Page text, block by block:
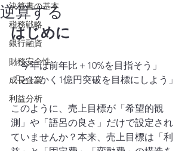
決算書の基本
税務戦略
銀行融資
財務安全性
成長企業
利益分析
逆算する
はじめに
「今年は前年比＋10%を目指そう」
「とにかく1億円突破を目標にしよう」
このように、売上目標が「希望的観
測」や「語呂の良さ」だけで設定され
ていませんか？本来、売上目標は「利